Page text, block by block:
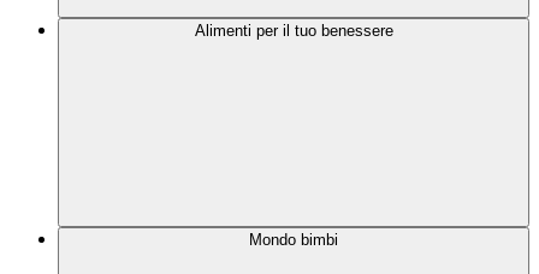
Alimenti per il tuo benessere
Mondo bimbi